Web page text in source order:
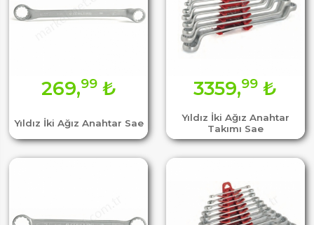
Yıldız İki Ağız Anahtar Sae
269,99₺
Yıldız İki Ağız Anahtar
Takımı Sae
3359,99 ₺